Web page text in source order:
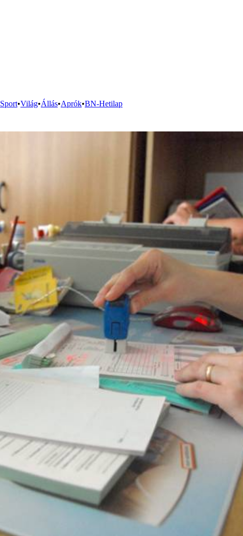
Sport•Világ•Állás•Aprók•BN-Hetilap